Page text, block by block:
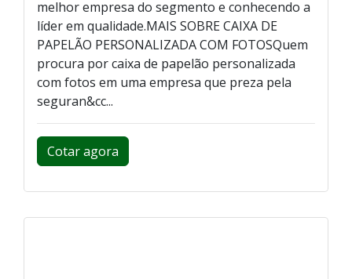
melhor empresa do segmento e conhecendo a
líder em qualidade.MAIS SOBRE CAIXA DE
PAPELÃO PERSONALIZADA COM FOTOSQuem
procura por caixa de papelão personalizada
com fotos em uma empresa que preza pela
seguran&cc...
Cotar agora